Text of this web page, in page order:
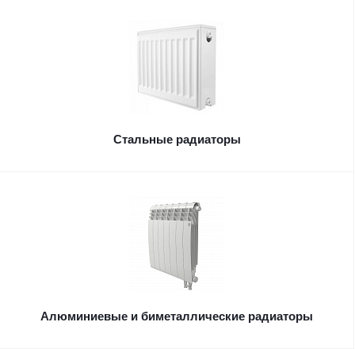
Стальные радиаторы
Алюминиевые и биметаллические радиаторы